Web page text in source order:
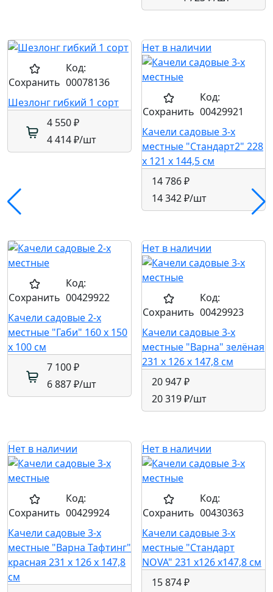
Сохранить
Код:
00078136
Шезлонг гибкий 1 сорт
4 550 ₽
4 414 ₽/шт
Нет в наличии
Сохранить
Код:
00429921
Качели садовые 3-х
местные "Стандарт2" 228
x 121 x 144,5 см
14 786 ₽
14 342 ₽/шт
Сохранить
Код:
00429922
Качели садовые 2-х
местные "Габи" 160 x 150
x 100 см
7 100 ₽
6 887 ₽/шт
Нет в наличии
Сохранить
Код:
00429923
Качели садовые 3-х
местные "Варна" зелёная
231 x 126 x 147,8 см
20 947 ₽
20 319 ₽/шт
Нет в наличии
Сохранить
Код:
00429924
Качели садовые 3-х
местные "Варна Тафтинг"
красная 231 x 126 x 147,8
см
Нет в наличии
Сохранить
Код:
00430363
Качели садовые 3-х
местные "Стандарт
NOVA" 231 x126 x147,8 см
15 874 ₽